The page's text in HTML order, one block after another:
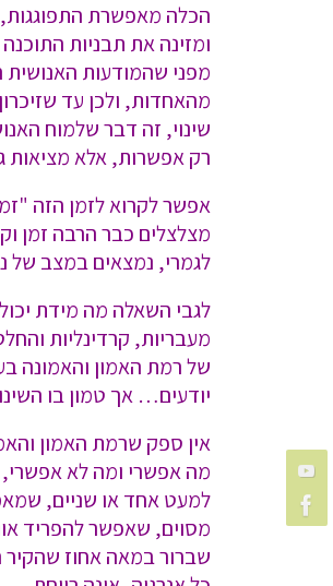
הכלה מאפשרת
ומזינה את תבניות
מפני שהמודעות האנושית
מהאחדות, ולכן עד
שינוי, זה דבר שלמוח
רק אפשרות, אלא מציאות
אפשר לקרוא לזמן הזה
מצלצלים כבר הרבה זמן
לגמרי, נמצאים במצב של
לגבי השאלה מה מידת
מעבריות, קרדינליות
של רמת האמון והאמונה
יודעים… אך טמון בו
אין ספק שרמת האמון
מה אפשרי ומה לא אפשרי,
למעט אחד או שניים,
מסוים, שאפשר להפריד
שברור במאה אחוז שהקיר